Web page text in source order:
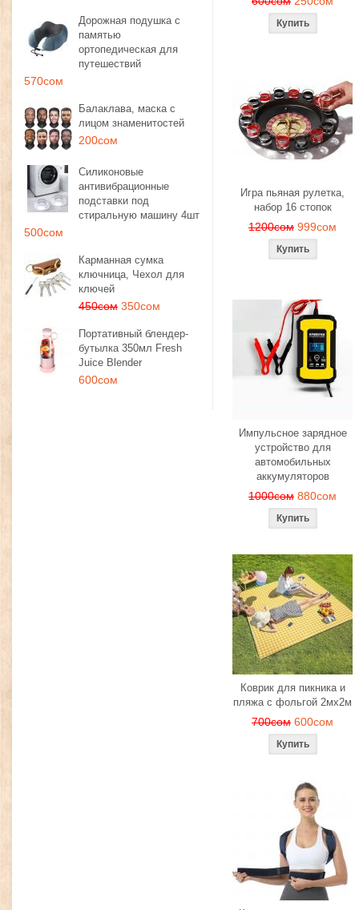
Дорожная подушка с
памятью
ортопедическая для
путешествий
570сом
Балаклава, маска с
лицом знаменитостей
200сом
Силиконовые
антивибрационные
подставки под
стиральную машину 4шт
500сом
Карманная сумка
ключница, Чехол для
ключей
450сом 350сом
Портативный блендер-
бутылка 350мл Fresh
Juice Blender
600сом
Игра пьяная рулетка,
набор 16 стопок
1200сом 999сом
Импульсное зарядное
устройство для
автомобильных
аккумуляторов
1000сом 880сом
Коврик для пикника и
пляжа с фольгой 2мх2м
700сом 600сом